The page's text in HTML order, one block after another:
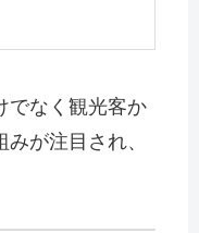
でなく観光客か
が注目され、